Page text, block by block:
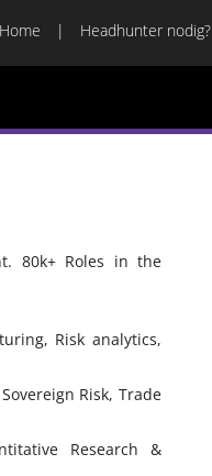
Home Headhunter nodig?
80k+ Roles in the
Risk analytics,
Risk, Trade
Research &